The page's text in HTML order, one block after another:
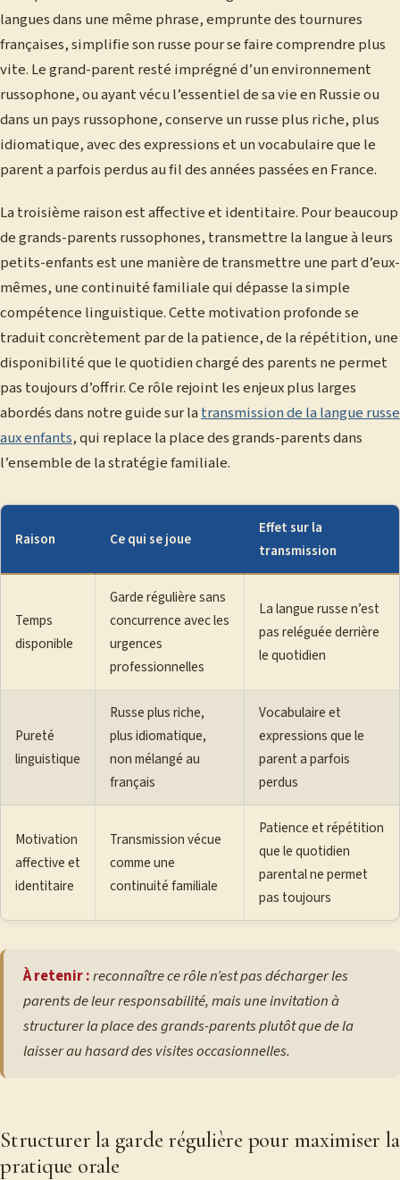
langues dans une même phrase, emprunte des tournures
françaises, simplifie son russe pour se faire comprendre plus
vite. Le grand-parent resté imprégné d’un environnement
russophone, ou ayant vécu l’essentiel de sa vie en Russie ou
dans un pays russophone, conserve un russe plus riche, plus
idiomatique, avec des expressions et un vocabulaire que le
parent a parfois perdus au fil des années passées en France.
La troisième raison est affective et identitaire. Pour beaucoup
de grands-parents russophones, transmettre la langue à leurs
petits-enfants est une manière de transmettre une part d’eux-
mêmes, une continuité familiale qui dépasse la simple
compétence linguistique. Cette motivation profonde se
traduit concrètement par de la patience, de la répétition, une
disponibilité que le quotidien chargé des parents ne permet
pas toujours d’offrir. Ce rôle rejoint les enjeux plus larges
abordés dans notre guide sur latransmission de la langue russe
aux enfants, qui replace la place des grands-parents dans
l’ensemble de la stratégie familiale.
Raison Ce qui se joue
Effet sur la
transmission
Temps
disponible
Garde régulière sans
concurrence avec les
urgences
professionnelles
La langue russe n’est
pas reléguée derrière
le quotidien
Pureté
linguistique
Russe plus riche,
plus idiomatique,
non mélangé au
français
Vocabulaire et
expressions que le
parent a parfois
perdus
Motivation
affective et
identitaire
Transmission vécue
comme une
continuité familiale
Patience et répétition
que le quotidien
parental ne permet
pas toujours
À retenir :reconnaître ce rôle n’est pas décharger les
parents de leur responsabilité, mais une invitation à
structurer la place des grands-parents plutôt que de la
laisser au hasard des visites occasionnelles.
Structurer la garde régulière pour maximiser la
pratique orale